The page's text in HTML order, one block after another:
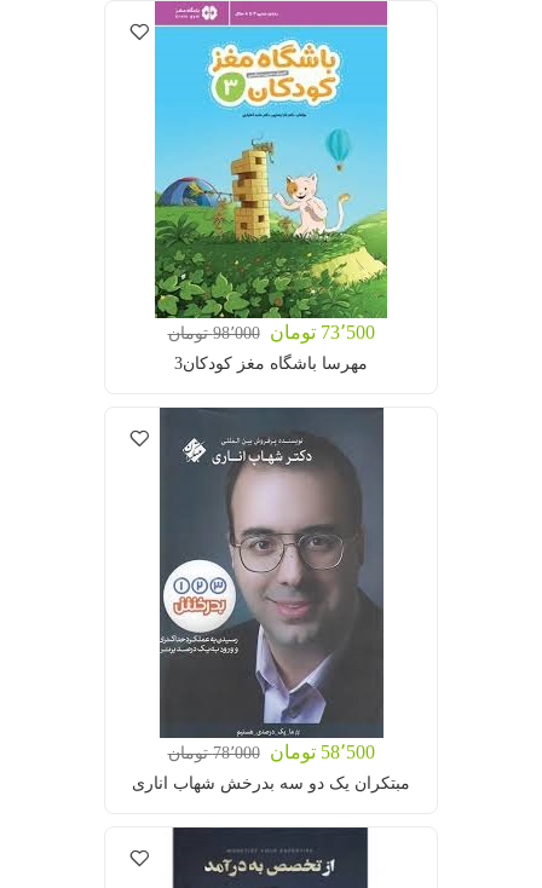
98٬000 تومان
مهرسا باشگاه مغز کودکان3
78٬000 تومان
مبتکران یک دو سه بدرخش شهاب اناری